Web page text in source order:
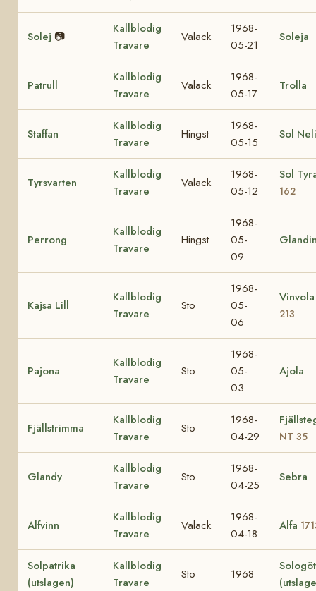
Solej 📷
Kallblodig
Travare
Valack
1968-
05-21
Soleja
Patrull
Kallblodig
Travare
Valack
1968-
05-17
Trolla
Staffan
Kallblodig
Travare
Hingst
1968-
05-15
Sol Neli
Tyrsvarten
Kallblodig
Travare
Valack
1968-
05-12
Sol
162
Perrong
Kallblodig
Travare
Hingst
1968-
05-
09
Kajsa Lill
Kallblodig
Travare
Sto
1968-
05-
06
213
Pajona
Kallblodig
Travare
Sto
1968-
05-
03
Ajola
Fjällstrimma
Kallblodig
Travare
Sto
1968-
04-29
NT 35
Glandy
Kallblodig
Travare
Sto
1968-
04-25
Sebra
Alfvinn
Kallblodig
Travare
Valack
1968-
04-18
Alfa
Solpatrika
(utslagen)
Kallblodig
Travare
Sto 1968